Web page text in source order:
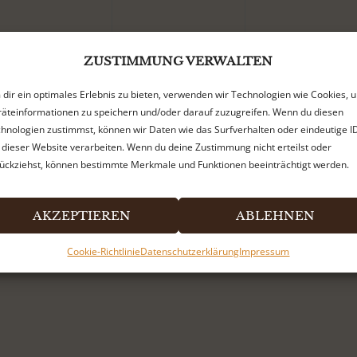
ZUSTIMMUNG VERWALTEN
dir ein optimales Erlebnis zu bieten, verwenden wir Technologien wie Cookies,
zu speichern und/oder darauf zuzugreifen. Wenn du diesen
zustimmst, können wir Daten wie das Surfverhalten oder eindeutige
Website verarbeiten. Wenn du deine Zustimmung nicht erteilst oder
können bestimmte Merkmale und Funktionen beeinträchtigt werden.
AKZEPTIEREN ABLEHNEN
Cookie-RichtlinieDatenschutzerklärungImpressum
0
Veranstaltungen,
3
0
4